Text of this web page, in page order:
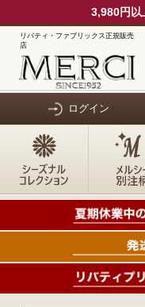
3,980円以
リバティ・ファブリックス正規販売
店
ログイン